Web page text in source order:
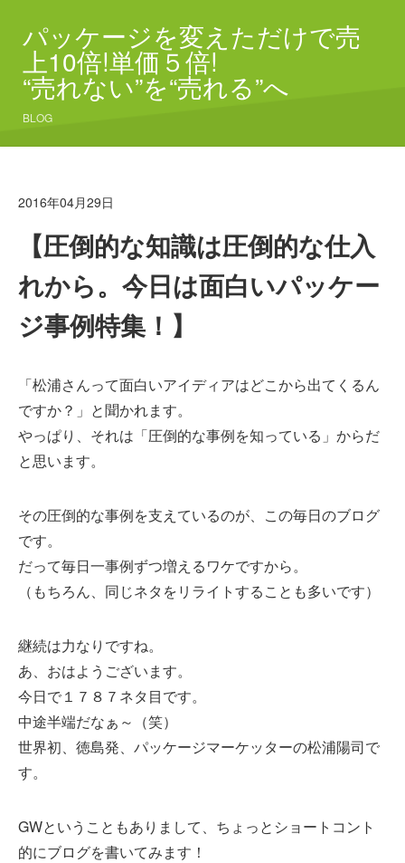
パッケージを変えただけで売
上10倍!単価５倍!
“売れない”を“売れる”へ
BLOG
2016年04月29日
【圧倒的な知識は圧倒的な仕入
れから。今日は面白いパッケー
ジ事例特集！】
「松浦さんって面白いアイディアはどこから出てくるん
ですか？」と聞かれます。
やっぱり、それは「圧倒的な事例を知っている」からだ
と思います。
その圧倒的な事例を支えているのが、この毎日のブログ
です。
だって毎日一事例ずつ増えるワケですから。
（もちろん、同じネタをリライトすることも多いです）
継続は力なりですね。
あ、おはようございます。
今日で１７８７ネタ目です。
中途半端だなぁ～（笑）
世界初、徳島発、パッケージマーケッターの松浦陽司で
す。
GWということもありまして、ちょっとショートコント
的にブログを書いてみます！